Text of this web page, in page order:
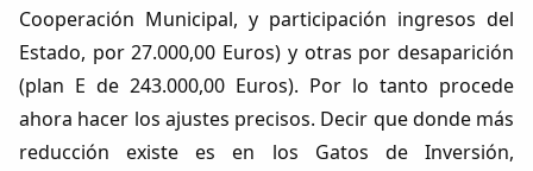
Cooperación Municipal, y participación ingresos del
Estado, por 27.000,00 Euros) y otras por desaparición
(plan E de 243.000,00 Euros). Por lo tanto procede
ahora hacer los ajustes precisos. Decir que donde más
reducción existe es en los Gatos de Inversión,